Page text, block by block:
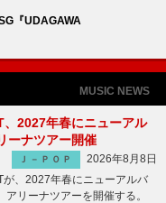
『UDAGAWA
MUSIC NEWS
、2027年春にニューアル
ーナツアー開催
Ｊ－ＰＯＰ
2026年8月8日
、2027年春にニューアルバ
アリーナツアーを開催する。